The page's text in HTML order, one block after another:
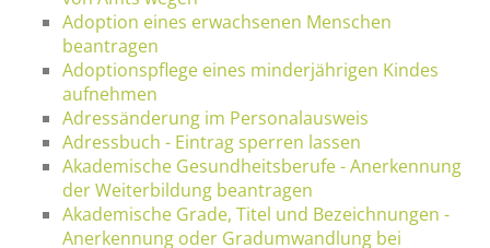
Adoption eines erwachsenen Menschen
beantragen
Adoptionspflege eines minderjährigen Kindes
aufnehmen
Adressänderung im Personalausweis
Adressbuch - Eintrag sperren lassen
Akademische Gesundheitsberufe - Anerkennung
der Weiterbildung beantragen
Akademische Grade, Titel und Bezeichnungen -
Anerkennung oder Gradumwandlung bei